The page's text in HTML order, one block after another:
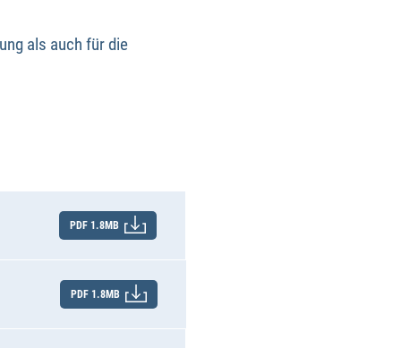
als auch für die
PDF 1.8MB
PDF 1.8MB